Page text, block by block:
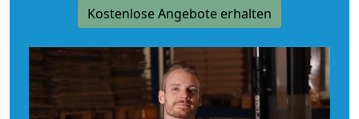
Kostenlose Angebote erhalten